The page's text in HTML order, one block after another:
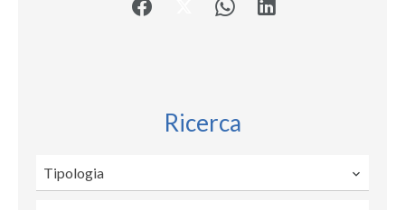
Ricerca
Tipologia